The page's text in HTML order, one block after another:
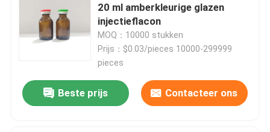
Producten
20 ml amberkleurige glazen
injectieflacon
MOQ：10000 stukken
Prijs：$0.03/pieces 10000-299999
pieces
Beste prijs Contacteer ons